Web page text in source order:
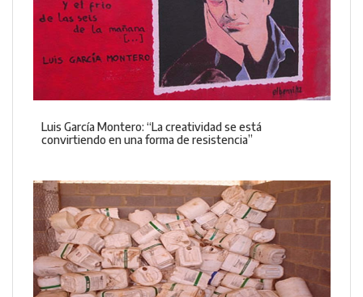
Luis García Montero: “La creatividad se está
convirtiendo en una forma de resistencia”